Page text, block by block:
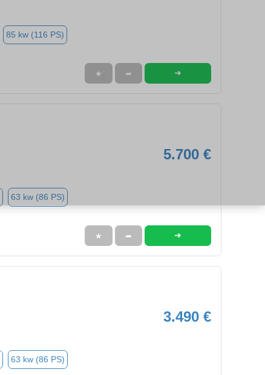
85 kw (116 PS)
★ ➦ ➜
5.700 €
63 kw (86 PS)
★ ➦ ➜
3.490 €
63 kw (86 PS)